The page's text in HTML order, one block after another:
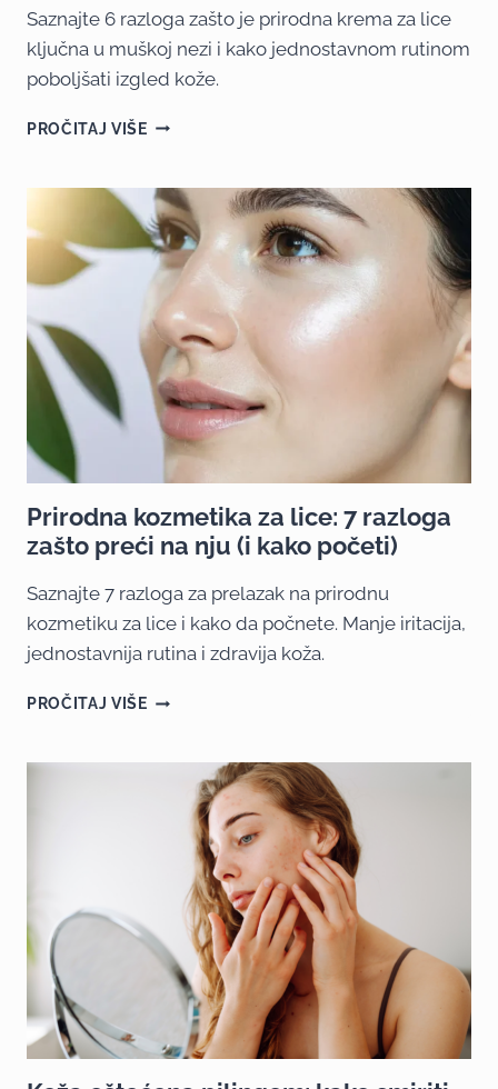
Saznajte 6 razloga zašto je prirodna krema za lice
ključna u muškoj nezi i kako jednostavnom rutinom
poboljšati izgled kože.
PROČITAJ VIŠE
Prirodna kozmetika za lice: 7 razloga
zašto preći na nju (i kako početi)
Saznajte 7 razloga za prelazak na prirodnu
kozmetiku za lice i kako da počnete. Manje iritacija,
jednostavnija rutina i zdravija koža.
PROČITAJ VIŠE